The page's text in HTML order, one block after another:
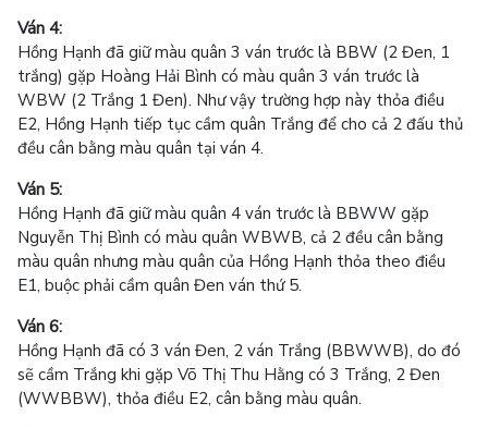
Ván 4:
Hồng Hạnh đã giữ màu quân 3 ván trước là BBW (2 Đen, 1
trắng) gặp Hoàng Hải Bình có màu quân 3 ván trước là
WBW (2 Trắng 1 Đen). Như vậy trường hợp này thỏa điều
E2, Hồng Hạnh tiếp tục cầm quân Trắng để cho cả 2 đấu thủ
đều cân bằng màu quân tại ván 4.
Ván 5:
Hồng Hạnh đã giữ màu quân 4 ván trước là BBWW gặp
Nguyễn Thị Bình có màu quân WBWB, cả 2 đều cân bằng
màu quân nhưng màu quân của Hồng Hạnh thỏa theo điều
E1, buộc phải cầm quân Đen ván thứ 5.
Ván 6:
Hồng Hạnh đã có 3 ván Đen, 2 ván Trắng (BBWWB), do đó
sẽ cầm Trắng khi gặp Võ Thị Thu Hằng có 3 Trắng, 2 Đen
(WWBBW), thỏa điều E2, cân bằng màu quân.